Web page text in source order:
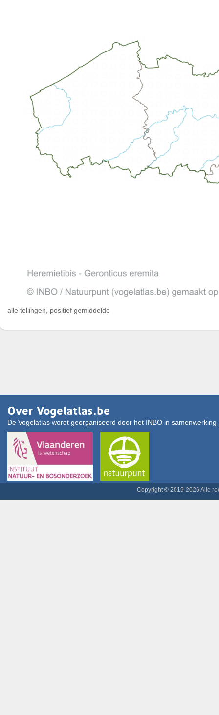
alle tellingen, positief gemiddelde
Over Vogelatlas.be
De Vogelatlas wordt georganiseerd door het INBO in
Copyright © 2019-2026 Alle